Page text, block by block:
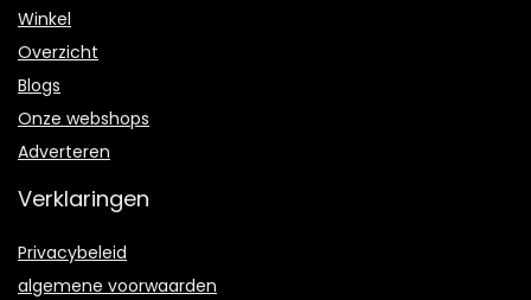
Winkel
Overzicht
Blogs
Onze webshops
Adverteren
Verklaringen
Privacybeleid
algemene voorwaarden